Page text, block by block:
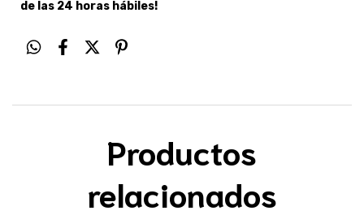
de las 24 horas hábiles!
Productos
relacionados